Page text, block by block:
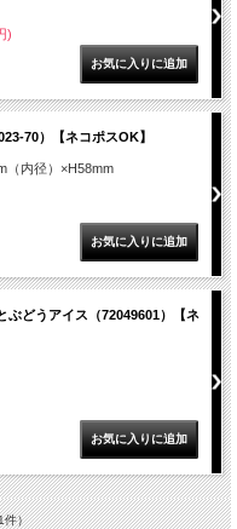
)
70）【ネコポスOK】
（内径）×H58mm
ぶどうアイス（72049601）【ネ
件）